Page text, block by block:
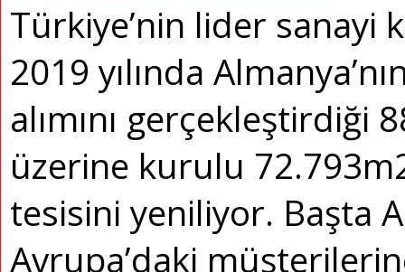
Türkiye’nin lider sanayi
2019 yılında
alımını gerçekleştirdiği
üzerine kurulu
tesisini yeniliyor. Başta
Avrupa’daki